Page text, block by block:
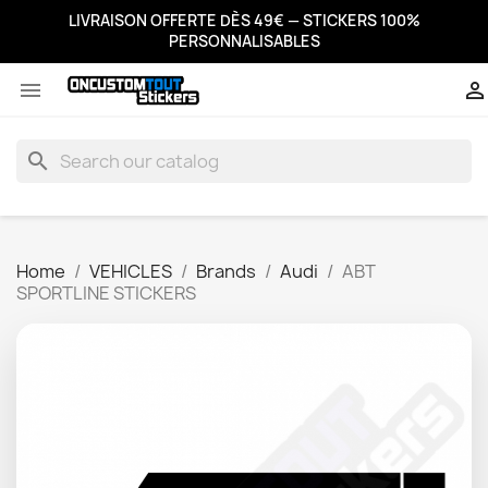
LIVRAISON OFFERTE DÈS 49€ — STICKERS 100%
PERSONNALISABLES
 
search
Home VEHICLES Brands Audi
ABT
SPORTLINE STICKERS